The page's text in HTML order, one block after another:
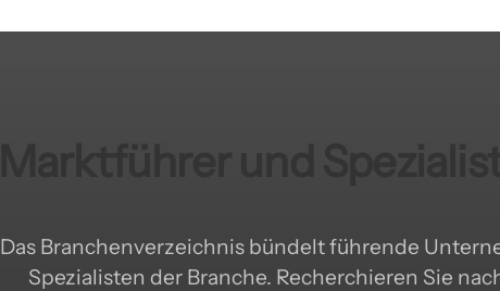
Das Branchenverzeichnis bündelt führende
Spezialisten der Branche. Recherchieren Sie